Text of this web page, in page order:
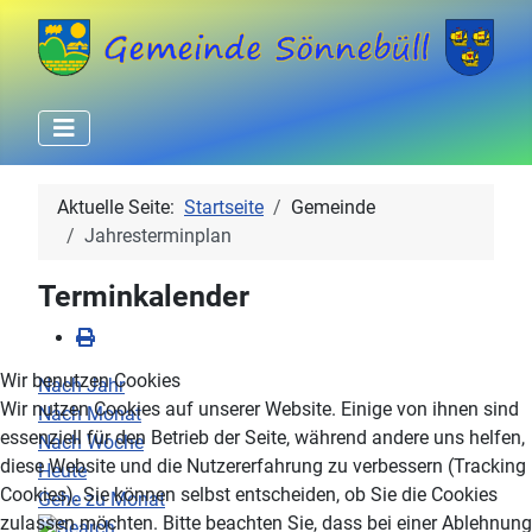
Aktuelle Seite: Startseite
Gemeinde
Jahresterminplan
Terminkalender
Nach Jahr
Nach Monat
Nach Woche
Heute
Gehe zu Monat
Wir benutzen Cookies
Wir nutzen Cookies auf unserer Website. Einige von ihnen sind
essenziell für den Betrieb der Seite, während andere uns helfen,
diese Website und die Nutzererfahrung zu verbessern (Tracking
Cookies). Sie können selbst entscheiden, ob Sie die Cookies
zulassen möchten. Bitte beachten Sie, dass bei einer Ablehnung